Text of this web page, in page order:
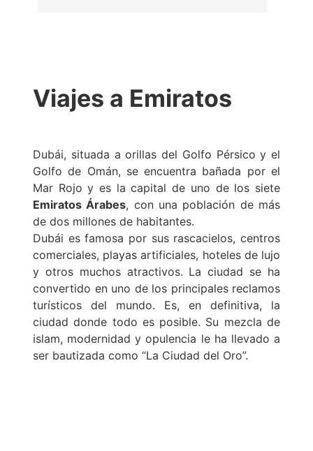
Viajes a Emiratos
Dubái, situada a orillas del Golfo Pérsico y el
Golfo de Omán, se encuentra bañada por el
Mar Rojo y es la capital de uno de los siete
Emiratos Árabes, con una población de más
de dos millones de habitantes.
Dubái es famosa por sus rascacielos, centros
comerciales, playas artificiales, hoteles de lujo
y otros muchos atractivos. La ciudad se ha
convertido en uno de los principales reclamos
turísticos del mundo. Es, en definitiva, la
ciudad donde todo es posible. Su mezcla de
islam, modernidad y opulencia le ha llevado a
ser bautizada como “La Ciudad del Oro”.